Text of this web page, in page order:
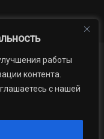
работы
контента.
с нашей
Официально
учреждение